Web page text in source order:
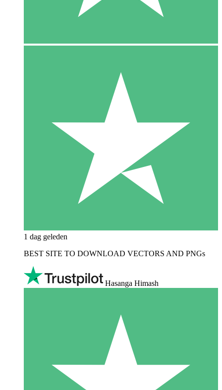
1 dag geleden
BEST SITE TO DOWNLOAD VECTORS AND PNGs
Hasanga Himash